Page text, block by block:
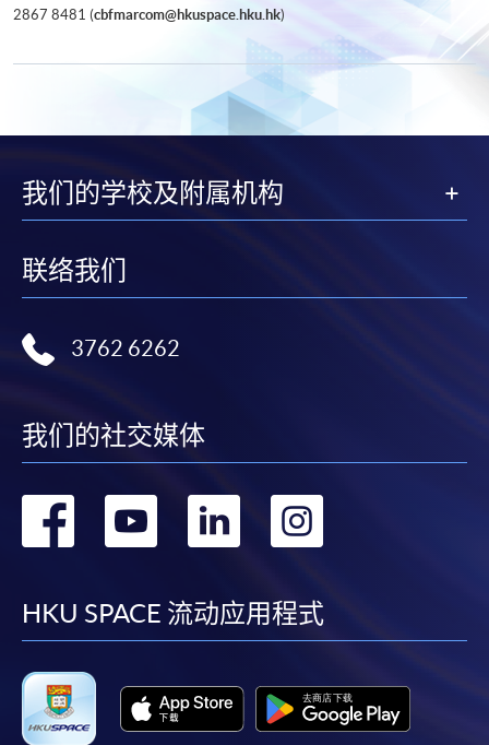
2867 8481 (cbfmarcom@hkuspace.hku.hk)
我们的学校及附属机构
联络我们
3762 6262
我们的社交媒体
转
facebook
转
youtube
转
linkedin
转
HKU SPACE 流动应用程式